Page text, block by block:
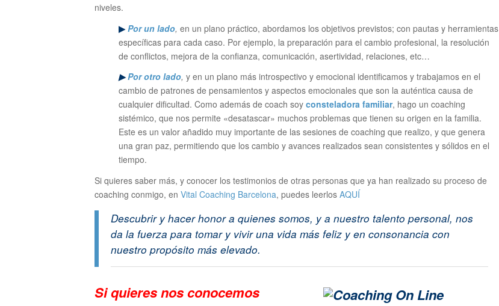
niveles.
▶ Por un lado, en un plano práctico, abordamos los objetivos previstos; con pautas y herramientas
específicas para cada caso. Por ejemplo, la preparación para el cambio profesional, la resolución
de conflictos, mejora de la confianza, comunicación, asertividad, relaciones, etc…
▶Por otro lado, y en un plano más introspectivo y emocional identificamos y trabajamos en el
cambio de patrones de pensamientos y aspectos emocionales que son la auténtica causa de
cualquier dificultad. Como además de coach soy consteladora familiar, hago un coaching
sistémico, que nos permite «desatascar» muchos problemas que tienen su origen en la familia.
Este es un valor añadido muy importante de las sesiones de coaching que realizo, y que genera
una gran paz, permitiendo que los cambio y avances realizados sean consistentes y sólidos en el
tiempo.
Si quieres saber más, y conocer los testimonios de otras personas que ya han realizado su proceso de
coaching conmigo, en Vital Coaching Barcelona, puedes leerlos AQUÍ
Descubrir y hacer honor a quienes somos, y a nuestro talento personal, nos
da la fuerza para tomar y vivir una vida más feliz y en consonancia con
nuestro propósito más elevado.
Si quieres nos conocemos